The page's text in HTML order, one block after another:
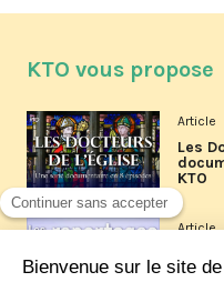
KTO vous propose
Article
Les
KTO
Article
Les